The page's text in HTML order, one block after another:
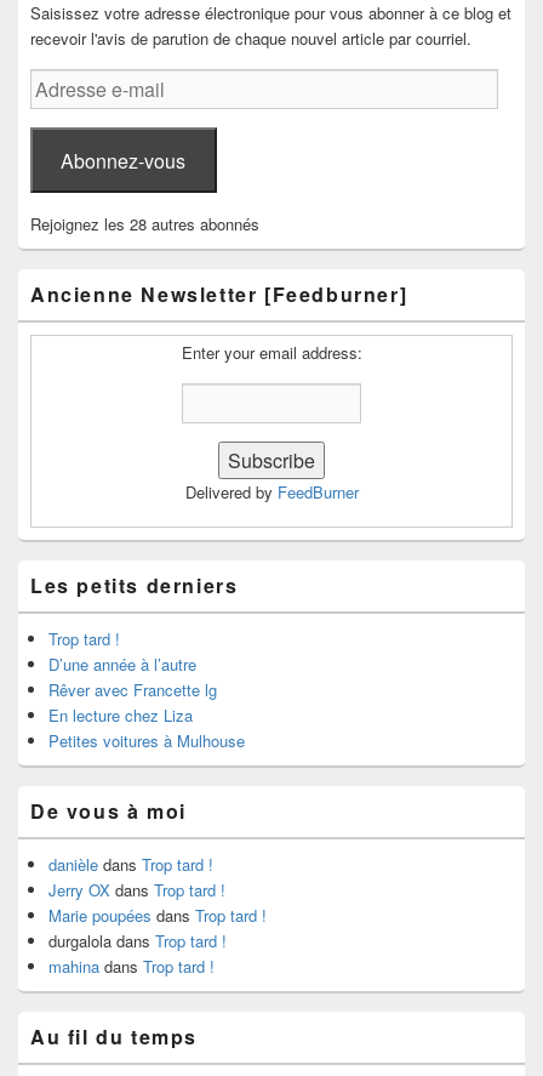
Saisissez votre adresse électronique pour vous abonner à ce blog et
recevoir l'avis de parution de chaque nouvel article par courriel.
Adresse
e-
mail
Abonnez-vous
Rejoignez les 28 autres abonnés
Ancienne Newsletter [Feedburner]
Enter your email address:
Delivered by FeedBurner
Les petits derniers
Trop tard !
D’une année à l’autre
Rêver avec Francette lg
En lecture chez Liza
Petites voitures à Mulhouse
De vous à moi
danièle dans Trop tard !
Jerry OX dans Trop tard !
Marie poupées dans Trop tard !
durgalola dans Trop tard !
mahina dans Trop tard !
Au fil du temps